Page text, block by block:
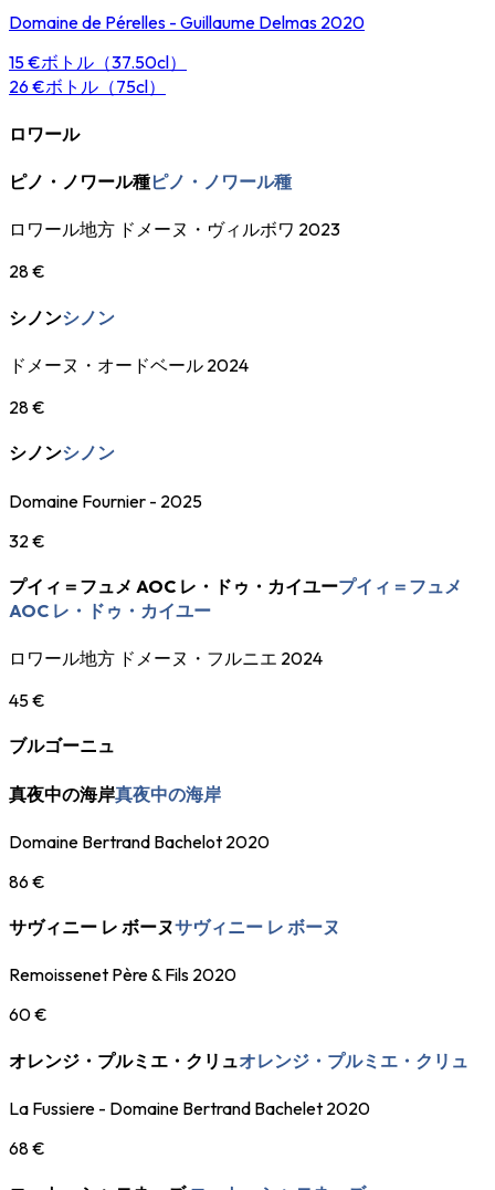
Domaine de Pérelles - Guillaume Delmas 2020
15 €ボトル（37.50cl）
26 €ボトル（75cl）
ロワール
ピノ・ノワール種ピノ・ノワール種
ロワール地方 ドメーヌ・ヴィルボワ 2023
28 €
シノンシノン
ドメーヌ・オードベール 2024
28 €
シノンシノン
Domaine Fournier - 2025
32 €
プイィ＝フュメ AOC レ・ドゥ・カイユープイィ＝フュメ
AOC レ・ドゥ・カイユー
ロワール地方 ドメーヌ・フルニエ 2024
45 €
ブルゴーニュ
真夜中の海岸真夜中の海岸
Domaine Bertrand Bachelot 2020
86 €
サヴィニー レ ボーヌサヴィニー レ ボーヌ
Remoissenet Père & Fils 2020
60 €
オレンジ・プルミエ・クリュオレンジ・プルミエ・クリュ
La Fussiere - Domaine Bertrand Bachelet 2020
68 €